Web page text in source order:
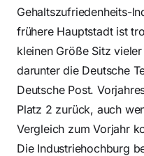
Gehaltszufriedenheits-
frühere Hauptstadt ist
kleinen Größe Sitz
darunter die Deutsche
Deutsche Post.
Platz 2 zurück, auch
Vergleich zum Vorjahr
Die Industriehochburg